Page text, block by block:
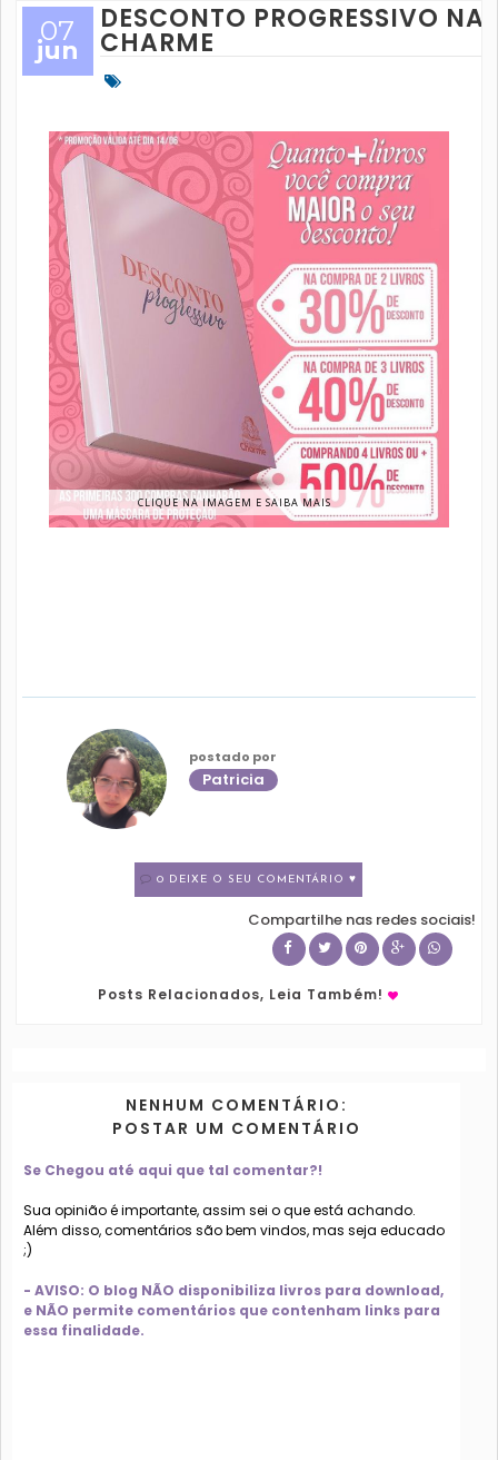
07
jun
DESCONTO PROGRESSIVO NA
CHARME
CLIQUE NA IMAGEM E SAIBA MAIS
postado por
Patricia
0 DEIXE O SEU COMENTÁRIO ♥
Compartilhe nas redes sociais!
Posts Relacionados, Leia Também!
NENHUM COMENTÁRIO:
POSTAR UM COMENTÁRIO
Se Chegou até aqui que tal comentar?!
Sua opinião é importante, assim sei o que está achando.
Além disso, comentários são bem vindos, mas seja educado
;)
- AVISO: O blog NÃO disponibiliza livros para download,
e NÃO permite comentários que contenham links para
essa finalidade.